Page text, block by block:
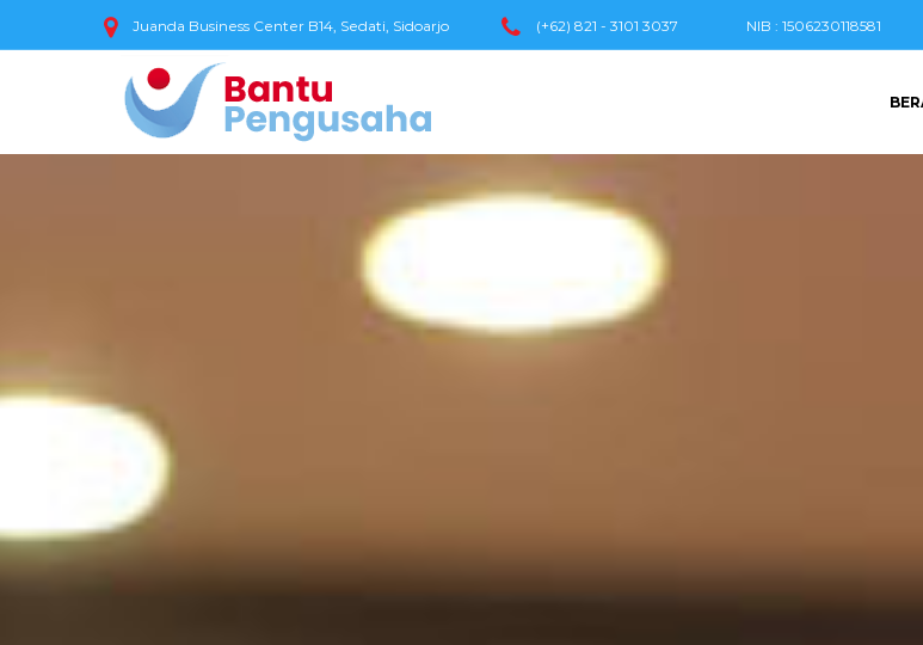
Juanda Business Center B14, Sedati, Sidoarjo (+62) 821 - 3101 3037 NIB : 1506230118581